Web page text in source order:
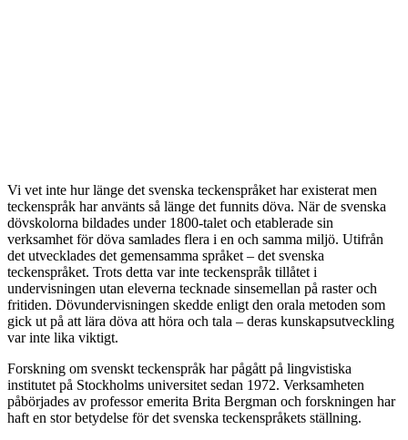
Vi vet inte hur länge det svenska teckenspråket har existerat men
teckenspråk har använts så länge det funnits döva. När de svenska
dövskolorna bildades under 1800-talet och etablerade sin
verksamhet för döva samlades flera i en och samma miljö. Utifrån
det utvecklades det gemensamma språket – det svenska
teckenspråket. Trots detta var inte teckenspråk tillåtet i
undervisningen utan eleverna tecknade sinsemellan på raster och
fritiden. Dövundervisningen skedde enligt den orala metoden som
gick ut på att lära döva att höra och tala – deras kunskapsutveckling
var inte lika viktigt.
Forskning om svenskt teckenspråk har pågått på lingvistiska
institutet på Stockholms universitet sedan 1972. Verksamheten
påbörjades av professor emerita Brita Bergman och forskningen har
haft en stor betydelse för det svenska teckenspråkets ställning.